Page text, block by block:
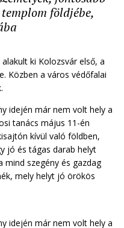
földjébe,
ki Kolozsvár első, a
Közben a város védőfalai
idején már nem volt hely a
tanács május 11-én
kívül való földben,
jó és tágas darab helyt
mind szegény és gazdag
mely helyt jó örökös
idején már nem volt hely a